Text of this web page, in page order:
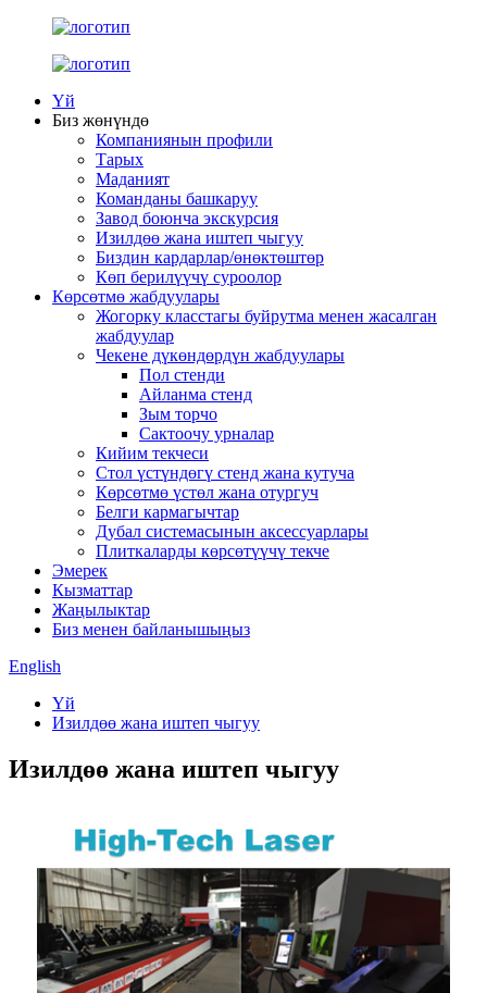
Үй
Биз жөнүндө
Компаниянын профили
Тарых
Маданият
Команданы башкаруу
Завод боюнча экскурсия
Изилдөө жана иштеп чыгуу
Биздин кардарлар/өнөктөштөр
Көп берилүүчү суроолор
Көрсөтмө жабдуулары
Жогорку класстагы буйрутма менен жасалган
жабдуулар
Чекене дүкөндөрдүн жабдуулары
Пол стенди
Айланма стенд
Зым торчо
Сактоочу урналар
Кийим текчеси
Стол үстүндөгү стенд жана кутуча
Көрсөтмө үстөл жана отургуч
Белги кармагычтар
Дубал системасынын аксессуарлары
Плиткаларды көрсөтүүчү текче
Эмерек
Кызматтар
Жаңылыктар
Биз менен байланышыңыз
English
Үй
Изилдөө жана иштеп чыгуу
Изилдөө жана иштеп чыгуу